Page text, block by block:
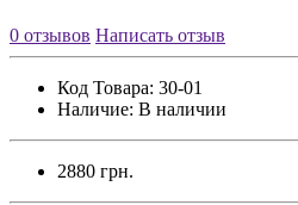
0 отзывов Написать отзыв
Код Товара: 30-01
Наличие: В наличии
2880 грн.